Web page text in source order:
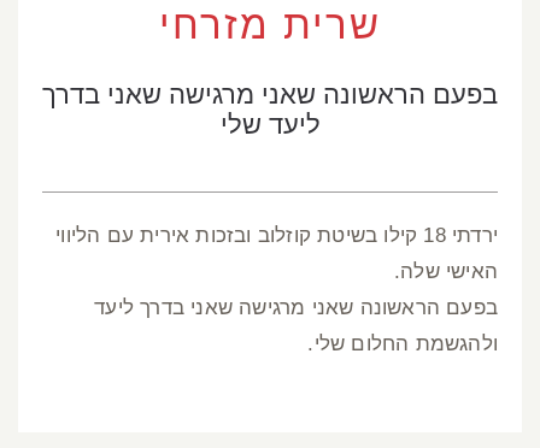
שרית מזרחי
בפעם הראשונה שאני מרגישה שאני בדרך
ליעד שלי
ירדתי 18 קילו בשיטת קוזלוב ובזכות אירית עם הליווי
האישי שלה.
בפעם הראשונה שאני מרגישה שאני בדרך ליעד
ולהגשמת החלום שלי.